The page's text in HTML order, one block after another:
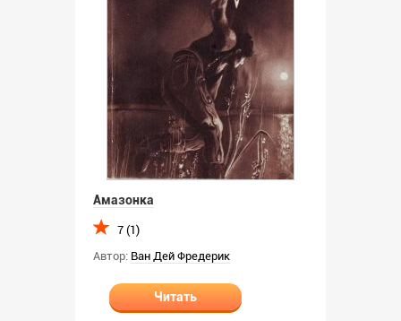
Амазонка
7 (1)
Автор: Ван Дей Фредерик
Читать